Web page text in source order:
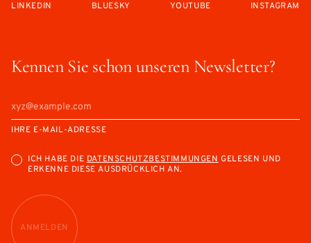
Kennen Sie schon unseren Newsletter?
IHRE E-MAIL-ADRESSE
ICH HABE DIE DATENSCHUTZBESTIMMUNGEN GELESEN UND
ERKENNE DIESE AUSDRÜCKLICH AN.
ANMELDEN
LINKEDIN BLUESKY YOUTUBE INSTAGRAM